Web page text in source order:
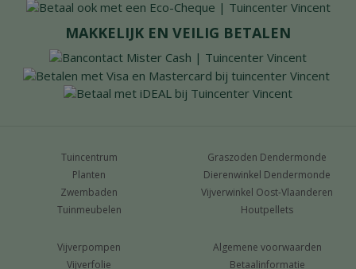
MAKKELIJK EN VEILIG BETALEN
Tuincentrum
Planten
Zwembaden
Tuinmeubelen
Graszoden Dendermonde
Dierenwinkel Dendermonde
Vijverwinkel Oost-Vlaanderen
Houtpellets
Vijverpompen
Vijverfolie
Algemene voorwaarden
Betaalinformatie